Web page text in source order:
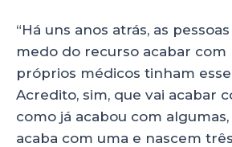
“Há uns anos atrás, as
medo do recurso acabar com
próprios médicos tinham
Acredito, sim, que vai acabar
como já acabou com
acaba com uma e nascem